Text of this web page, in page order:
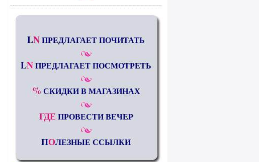
LNПРЕДЛАГАЕТ ПОЧИТАТЬ
LNПРЕДЛАГАЕТ ПОСМОТРЕТЬ
% СКИДКИ В МАГАЗИНАХ
ГДЕ ПРОВЕСТИ ВЕЧЕР
ПОЛЕЗНЫЕ ССЫЛКИ